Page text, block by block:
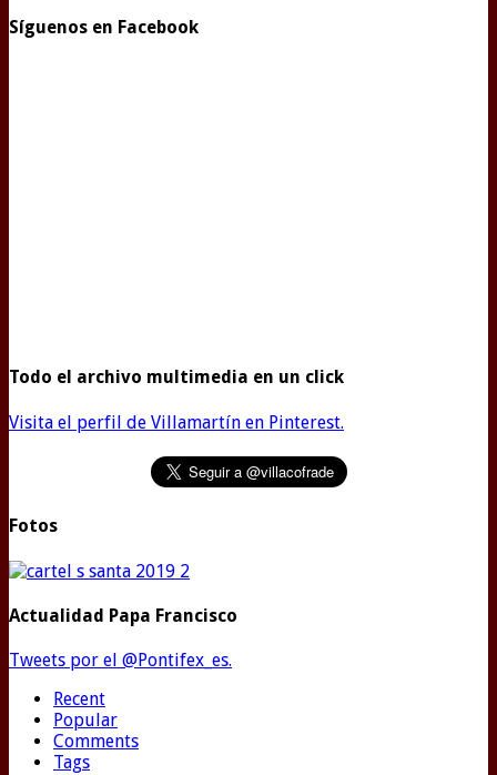
Síguenos en Facebook
Todo el archivo multimedia en un click
Visita el perfil de Villamartín en Pinterest.
Fotos
Actualidad Papa Francisco
Tweets por el @Pontifex_es.
Recent
Popular
Comments
Tags